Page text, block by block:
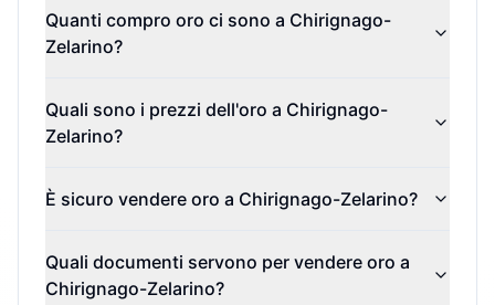
Quanti compro oro ci sono a Chirignago-
Zelarino?
Quali sono i prezzi dell'oro a Chirignago-
Zelarino?
È sicuro vendere oro a Chirignago-Zelarino?
Quali documenti servono per vendere oro a
Chirignago-Zelarino?